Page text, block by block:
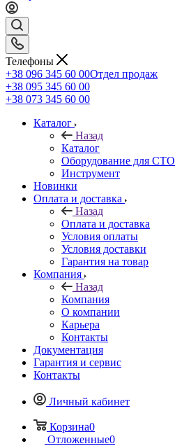
Телефоны
+38 096 345 60 00Отдел продаж
+38 095 345 60 00
+38 073 345 60 00
Каталог
Назад
Каталог
Оборудование для СТО
Инструмент
Новинки
Оплата и доставка
Назад
Оплата и доставка
Условия оплаты
Условия доставки
Гарантия на товар
Компания
Назад
Компания
О компании
Карьера
Контакты
Документация
Гарантия и сервис
Контакты
Личный кабинет
Корзина0
Отложенные0